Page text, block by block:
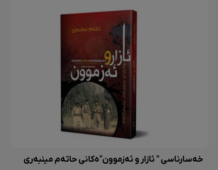
خەسارناسی " ئازار و ئەزموون"ەکانی حاتەم مینبەری